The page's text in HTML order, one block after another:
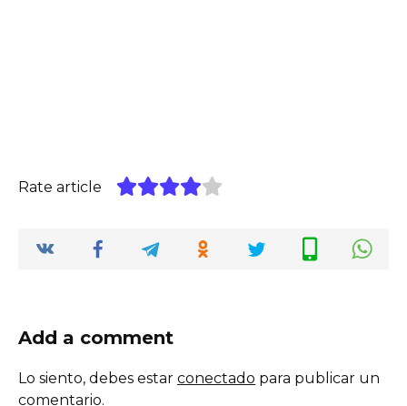
Rate article
Add a comment
Lo siento, debes estar conectado para publicar un
comentario.